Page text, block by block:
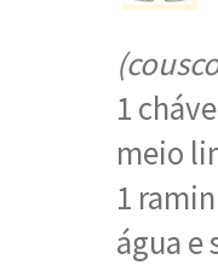
1
meio
1
água e